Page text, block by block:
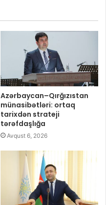
Azərbaycan–Qırğızıstan
münasibətləri: ortaq
tarixdən strateji
tərəfdaşlığa
Avqust 6, 2026